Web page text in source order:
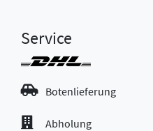
Service
Botenlieferung
Abholung